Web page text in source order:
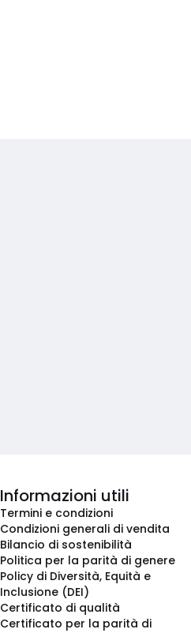
Informazioni utili
Termini e condizioni
Condizioni generali di vendita
Bilancio di sostenibilità
Politica per la parità di genere
Policy di Diversità, Equità e
Inclusione (DEI)
Certificato di qualità
Certificato per la parità di